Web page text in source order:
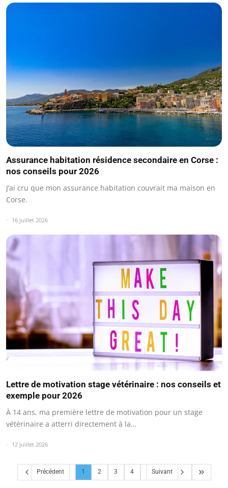
Assurance habitation résidence secondaire en Corse :
nos conseils pour 2026
J’ai cru que mon assurance habitation couvrait ma maison en
Corse.
16 juillet 2026
Lettre de motivation stage vétérinaire : nos conseils et
exemple pour 2026
À 14 ans, ma première lettre de motivation pour un stage
vétérinaire a atterri directement à la…
12 juillet 2026
Précédent 1 2 3 4 Suivant